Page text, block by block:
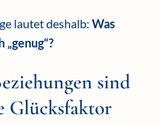
lautet deshalb: Was
sind
Glücksfaktor